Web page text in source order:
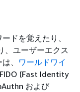
ドを覚えたり、
、ユーザーエクス
、 ワールドワイ
(Fast Identity
および